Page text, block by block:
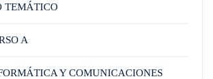
TEMÁTICO
A
Y COMUNICACIONES